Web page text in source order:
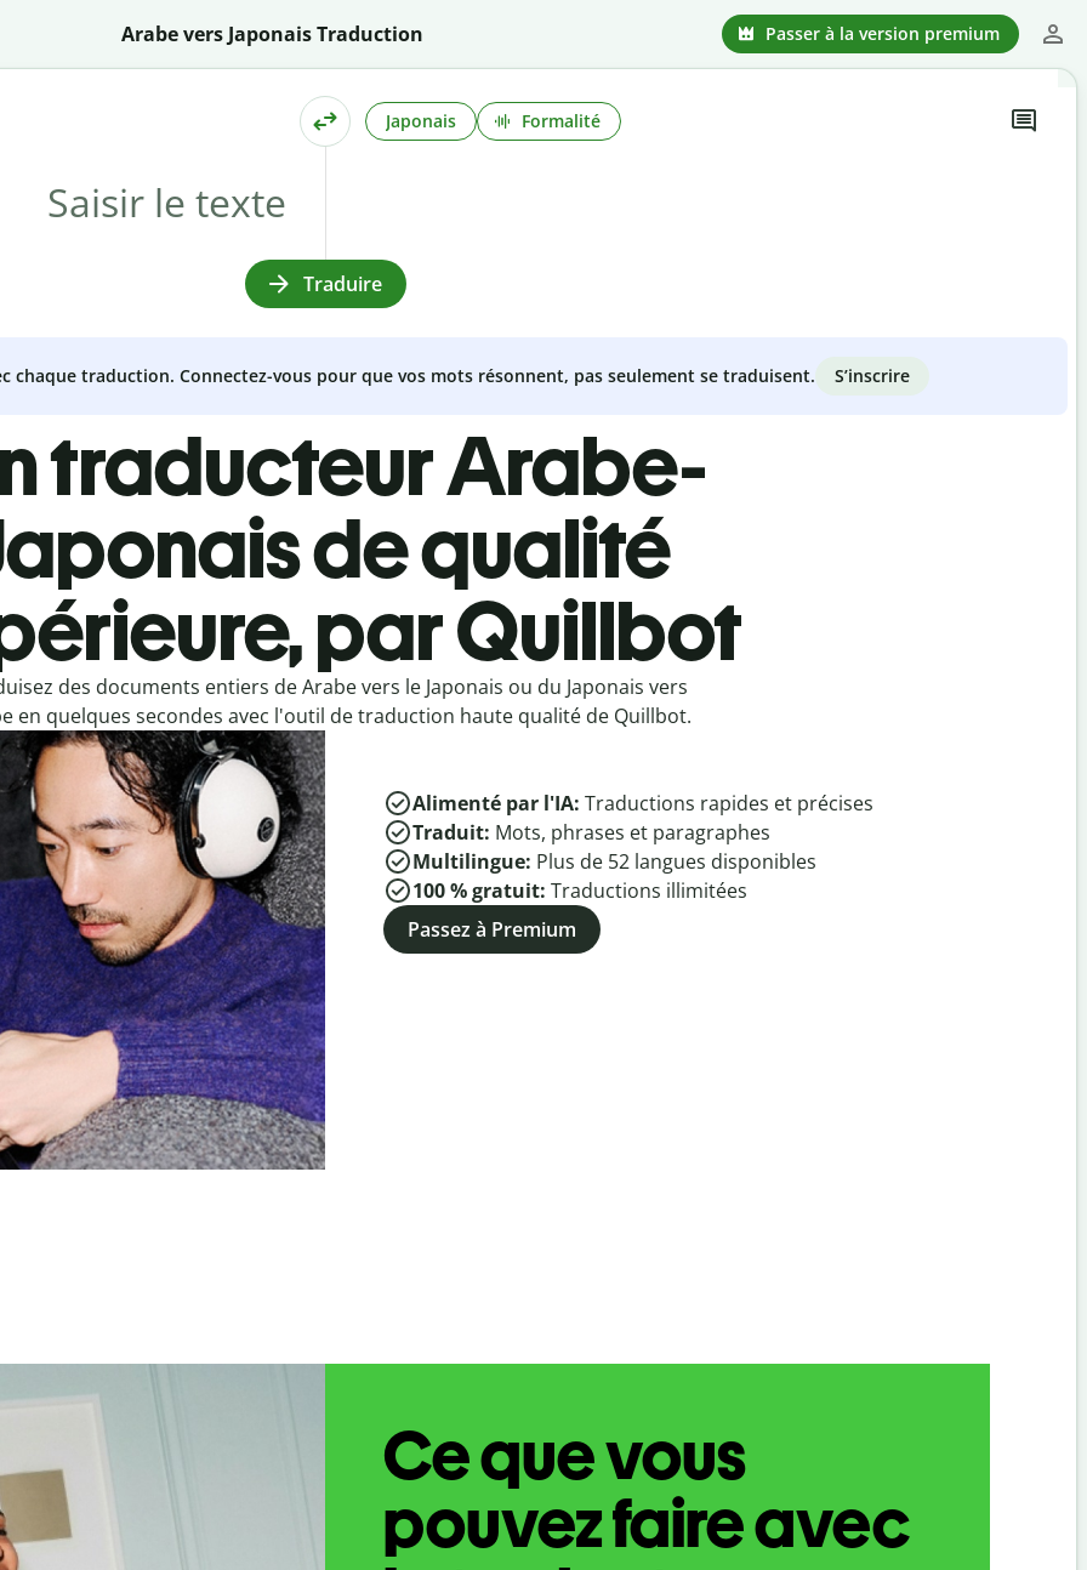
Arabe vers Japonais Traduction Passer à la version premium
Japonais Formalité
Traduire
chaque traduction. Connectez-vous pour que vos mots résonnent, pas seulement se traduisent. S’inscrire
traducteur Arabe-
de qualité
par Quillbot
des documents entiers de Arabe vers le Japonais ou du Japonais vers
en quelques secondes avec l'outil de traduction haute qualité de Quillbot.
Alimenté par l'IA: Traductions rapides et précises
Traduit: Mots, phrases et paragraphes
Multilingue: Plus de 52 langues disponibles
100 % gratuit: Traductions illimitées
Passez à Premium
Ce que vous
pouvez faire avec